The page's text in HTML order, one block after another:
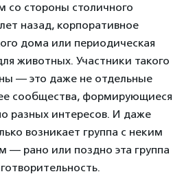
со стороны столичного
назад, корпоративное
дома или периодическая
животных. Участники такого
— это даже не отдельные
сообщества, формирующиеся
разных интересов. И даже
возникает группа с неким
— рано или поздно эта группа